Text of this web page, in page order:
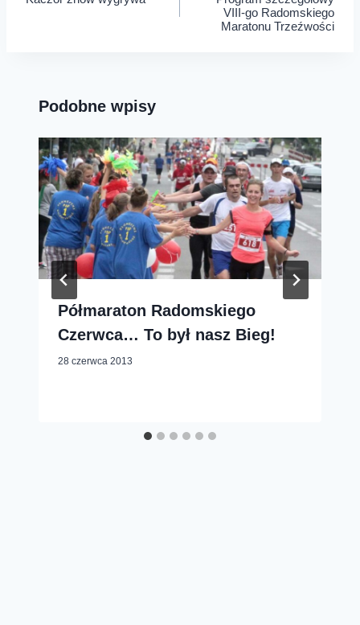
wpisu
VIII-go Radomskiego
Maratonu Trzeźwości
Podobne wpisy
Półmaraton Radomskiego
Czerwca… To był nasz Bieg!
28 czerwca 2013